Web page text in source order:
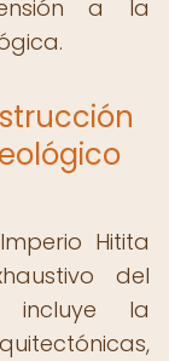
a la
Hitita
del
incluye la